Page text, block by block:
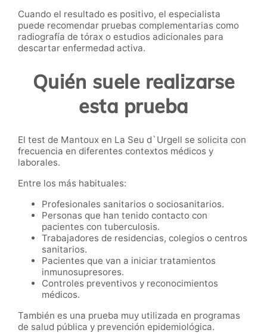
Cuando el resultado es positivo, el especialista
puede recomendar pruebas complementarias como
radiografía de tórax o estudios adicionales para
descartar enfermedad activa.
Quién suele realizarse
esta prueba
El test de Mantoux en La Seu d`Urgell se solicita con
frecuencia en diferentes contextos médicos y
laborales.
Entre los más habituales:
Profesionales sanitarios o sociosanitarios.
Personas que han tenido contacto con
pacientes con tuberculosis.
Trabajadores de residencias, colegios o centros
sanitarios.
Pacientes que van a iniciar tratamientos
inmunosupresores.
Controles preventivos y reconocimientos
médicos.
También es una prueba muy utilizada en programas
de salud pública y prevención epidemiológica.